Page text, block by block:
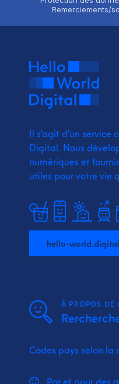
Remerciements/
Il s'agit d'un service
Digital. Nous
numériques et
utiles pour votre vie
hello-world.digital
À PROPOS DE
Codes pays selon la
Par et pour des